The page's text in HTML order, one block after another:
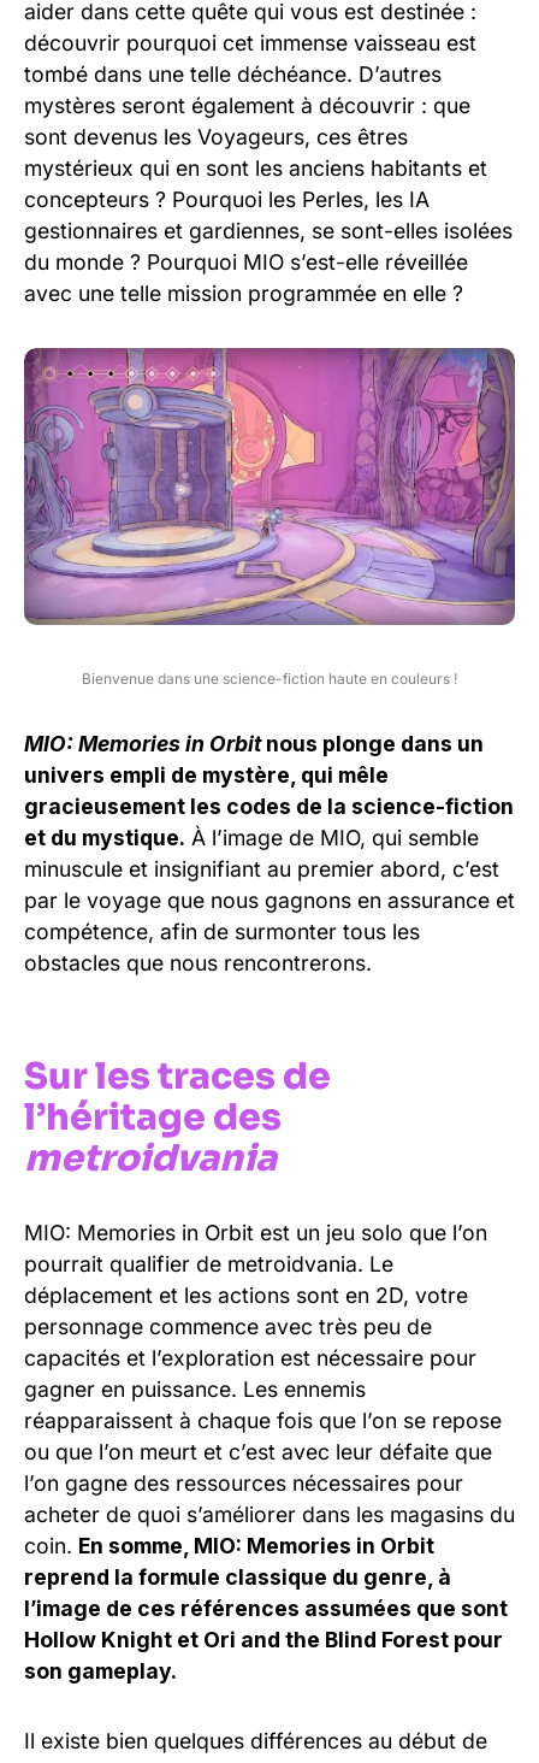
aider dans cette quête qui vous est destinée :
découvrir pourquoi cet immense vaisseau est
tombé dans une telle déchéance. D’autres
mystères seront également à découvrir : que
sont devenus les Voyageurs, ces êtres
mystérieux qui en sont les anciens habitants et
concepteurs ? Pourquoi les Perles, les IA
gestionnaires et gardiennes, se sont-elles isolées
du monde ? Pourquoi MIO s’est-elle réveillée
avec une telle mission programmée en elle ?
Bienvenue dans une science-fiction haute en couleurs !
MIO: Memories in Orbitnous plonge dans un
univers empli de mystère, qui mêle
gracieusement les codes de la science-fiction
et du mystique. À l’image de MIO, qui semble
minuscule et insignifiant au premier abord, c’est
par le voyage que nous gagnons en assurance et
compétence, afin de surmonter tous les
obstacles que nous rencontrerons.
Sur les traces de
l’héritage des
metroidvania
MIO: Memories in Orbit est un jeu solo que l’on
pourrait qualifier de metroidvania. Le
déplacement et les actions sont en 2D, votre
personnage commence avec très peu de
capacités et l’exploration est nécessaire pour
gagner en puissance. Les ennemis
réapparaissent à chaque fois que l’on se repose
ou que l’on meurt et c’est avec leur défaite que
l’on gagne des ressources nécessaires pour
acheter de quoi s’améliorer dans les magasins du
coin. En somme, MIO: Memories in Orbit
reprend la formule classique du genre, à
l’image de ces références assumées que sont
Hollow Knight et Ori and the Blind Forest pour
son gameplay.
Il existe bien quelques différences au début de